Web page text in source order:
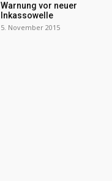
Warnung vor neuer
Inkassowelle
5. November 2015